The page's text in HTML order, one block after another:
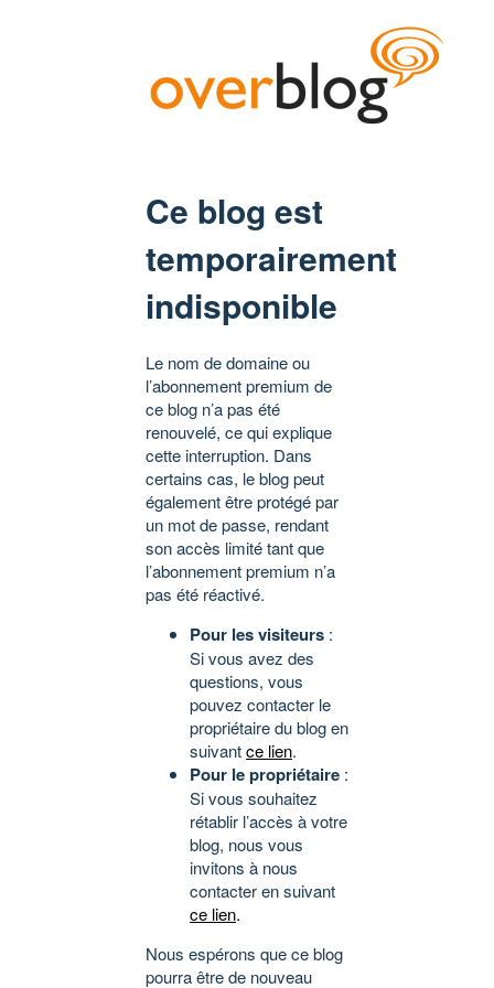
Ce blog est
temporairement
indisponible
Le nom de domaine ou
l’abonnement premium de
ce blog n’a pas été
renouvelé, ce qui explique
cette interruption. Dans
certains cas, le blog peut
également être protégé par
un mot de passe, rendant
son accès limité tant que
l’abonnement premium n’a
pas été réactivé.
Pour les visiteurs :
Si vous avez des
questions, vous
pouvez contacter le
propriétaire du blog en
suivantce lien.
Pour le propriétaire :
Si vous souhaitez
rétablir l’accès à votre
blog, nous vous
invitons à nous
contacter en suivant
ce lien.
Nous espérons que ce blog
pourra être de nouveau